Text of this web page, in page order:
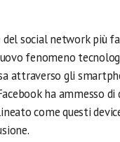
social network più
fenomeno
attraverso gli
ha ammesso
come questi